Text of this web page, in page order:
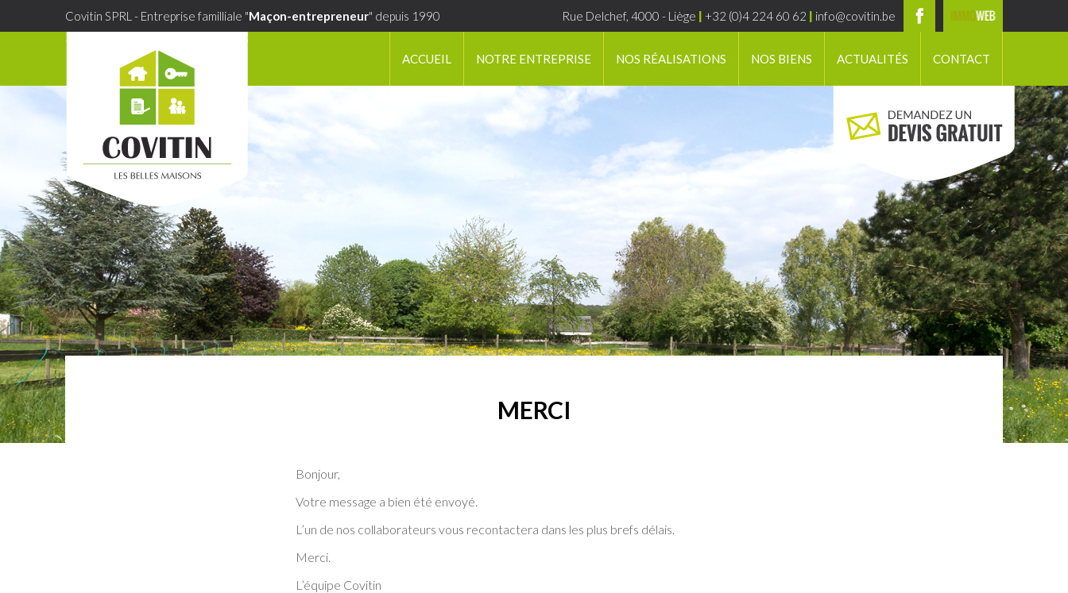
Covitin SPRL - Entreprise familliale "Maçon-entrepreneur" depuis 1990 Rue Delchef, 4000 - Liège | +32 (0)4 224 60 62 | info@covitin.be
ACCUEIL NOTRE ENTREPRISE NOS RÉALISATIONS NOS BIENS ACTUALITÉS CONTACT
MERCI
Bonjour,
Votre message a bien été envoyé.
L’un de nos collaborateurs vous recontactera dans les plus brefs délais.
Merci.
L’équipe Covitin